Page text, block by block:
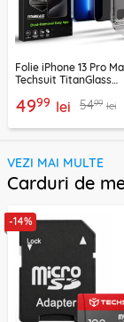
Folie iPhone 13 Pro
Techsuit TitanGlass
4999 lei 5499 lei
VEZI MAI MULTE
Carduri de
-14%